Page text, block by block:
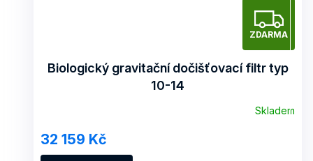
Z
D
A
R
ZDARMA
Biologický gravitační dočišťovací filtr typ
10-14
Skladem
32 159 Kč